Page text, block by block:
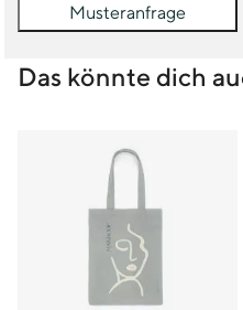
Musteranfrage
Das könnte dich